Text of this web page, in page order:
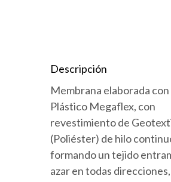
Descripción
Membrana elaborada
Plástico Megaflex, con
revestimiento de
(Poliéster) de hilo
formando un tejido
azar en todas